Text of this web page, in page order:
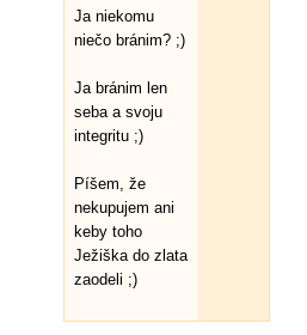
Ja niekomu
niečo bránim? ;)
Ja bránim len
seba a svoju
integritu ;)
Píšem, že
nekupujem ani
keby toho
Ježiška do zlata
zaodeli ;)